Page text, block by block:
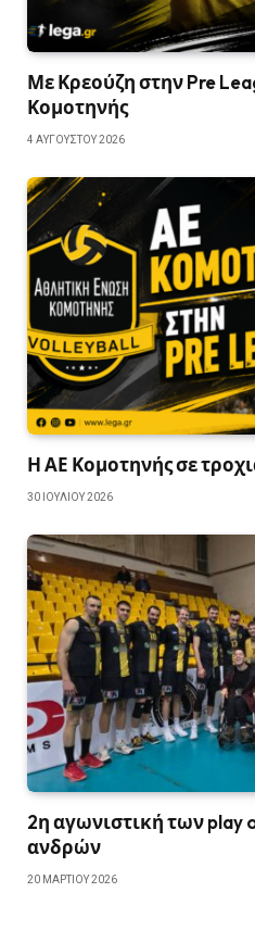
Με Κρεούζη στην Pre
Κομοτηνής
4 ΑΥΓΟΎΣΤΟΥ 2026
Η ΑΕ Κομοτηνής σε
30 ΙΟΥΛΊΟΥ 2026
2η αγωνιστική των play
ανδρών
20 ΜΑΡΤΊΟΥ 2026